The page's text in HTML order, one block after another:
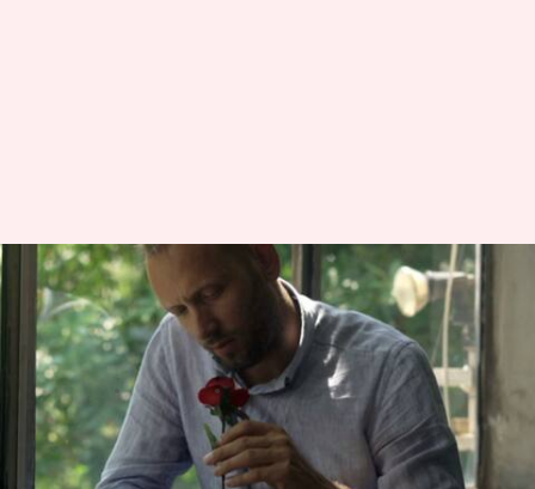
पूर्व-पत्नी जैसी दिखने वाली सेक्स
डॉल बनवाना चाहता है व्यक्ति, कोई
भी कीमत देने को तैयार
लेखन प्रदीप मौर्य Jun 23, 2019 07:50 pm
क्या है खबर?